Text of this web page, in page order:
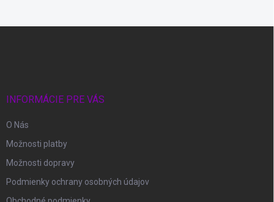
INFORMÁCIE PRE VÁS
O Nás
Možnosti platby
Možnosti dopravy
Podmienky ochrany osobných údajov